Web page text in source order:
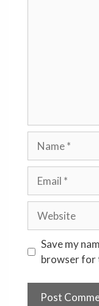
Save my
browser for